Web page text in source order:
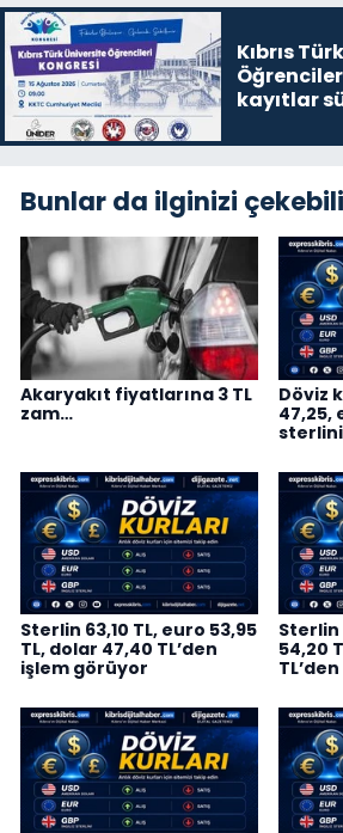
Kıbrıs
kayıtlar
Bunlar da ilginizi
Akaryakıt fiyatlarına 3 TL
zam…
Döviz
47,25,
sterlini
Sterlin 63,10 TL, euro 53,95
TL, dolar 47,40 TL’den
işlem görüyor
Sterlin
54,20